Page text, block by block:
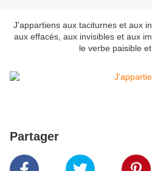
J'appartiens aux taciturnes et aux
aux effacés, aux invisibles et aux
le verbe paisible et
Partager